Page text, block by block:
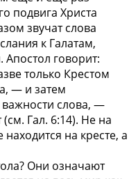
подвига Христа
звучат слова
к Галатам,
говорит:
только Крестом
, — и затем
слова, —
(см. Гал. 6:14). Не на
на кресте, а
Они означают